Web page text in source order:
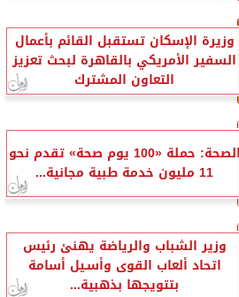
وزيرة الإسكان تستقبل القائم بأعمال
السفير الأمريكي بالقاهرة لبحث تعزيز
التعاون المشترك
الصحة: حملة «100 يوم صحة» تقدم نحو
11 مليون خدمة طبية مجانية...
وزير الشباب والرياضة يهنئ رئيس
اتحاد ألعاب القوى وأسـيل أسامة
بتتويجها بذهبية...